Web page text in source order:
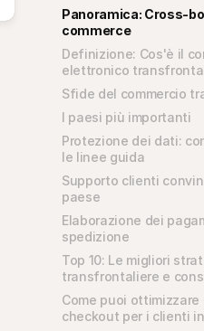
Panoramica: Cross-
commerce
Definizione: Cos'è il
elettronico
Sfide del commercio
I paesi più importanti
Protezione dei dati:
le linee guida
Supporto clienti
paese
Elaborazione dei
spedizione
Top 10: Le migliori
transfrontaliere e
Come puoi ottimizzare
checkout per i clienti